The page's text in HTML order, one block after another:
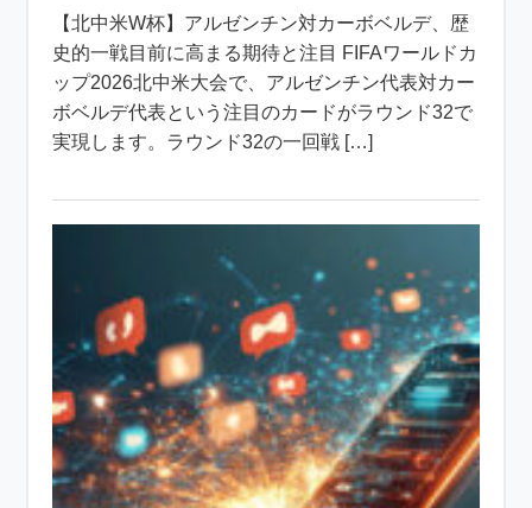
【北中米W杯】アルゼンチン対カーボベルデ、歴
史的一戦目前に高まる期待と注目 FIFAワールドカ
ップ2026北中米大会で、アルゼンチン代表対カー
ボベルデ代表という注目のカードがラウンド32で
実現します。ラウンド32の一回戦 […]